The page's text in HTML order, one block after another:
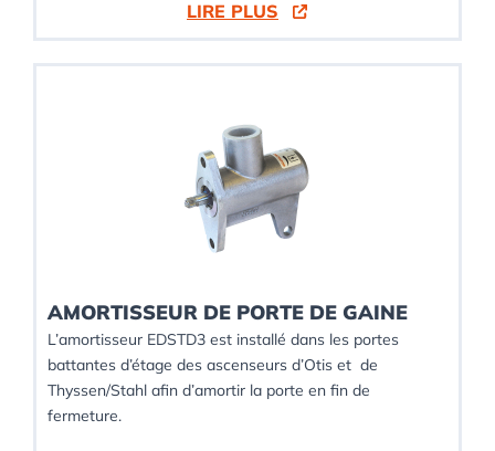
LIRE PLUS
AMORTISSEUR DE PORTE DE GAINE
L’amortisseur EDSTD3 est installé dans les portes
battantes d’étage des ascenseurs d’Otis et de
Thyssen/Stahl afin d’amortir la porte en fin de
fermeture.